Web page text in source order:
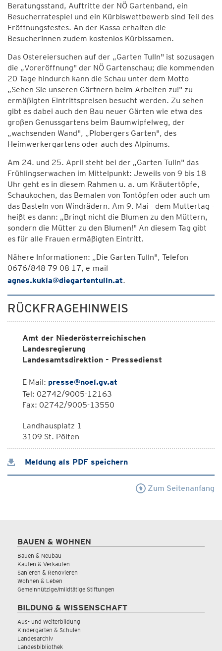
Beratungsstand, Auftritte der NÖ Gartenband, ein
Besucherratespiel und ein Kürbiswettbewerb sind Teil des
Eröffnungsfestes. An der Kassa erhalten die
BesucherInnen zudem kostenlos Kürbissamen.
Das Ostereiersuchen auf der „Garten Tulln" ist sozusagen
die „Voreröffnung" der NÖ Gartenschau; die kommenden
20 Tage hindurch kann die Schau unter dem Motto
„Sehen Sie unseren Gärtnern beim Arbeiten zu!" zu
ermäßigten Eintrittspreisen besucht werden. Zu sehen
gibt es dabei auch den Bau neuer Gärten wie etwa des
großen Genussgartens beim Baumwipfelweg, der
„wachsenden Wand", „Plobergers Garten", des
Heimwerkergartens oder auch des Alpinums.
Am 24. und 25. April steht bei der „Garten Tulln" das
Frühlingserwachen im Mittelpunkt: Jeweils von 9 bis 18
Uhr geht es in diesem Rahmen u. a. um Kräutertöpfe,
Schaukochen, das Bemalen von Tontöpfen oder auch um
das Basteln von Windrädern. Am 9. Mai - dem Muttertag -
heißt es dann: „Bringt nicht die Blumen zu den Müttern,
sondern die Mütter zu den Blumen!" An diesem Tag gibt
es für alle Frauen ermäßigten Eintritt.
Nähere Informationen: „Die Garten Tulln", Telefon
0676/848 79 08 17, e-mail
agnes.kukla@diegartentulln.at.
RÜCKFRAGEHINWEIS
Amt der Niederösterreichischen
Landesregierung
Landesamtsdirektion - Pressedienst
E-Mail: presse@noel.gv.at
Tel: 02742/9005-12163
Fax: 02742/9005-13550
Landhausplatz 1
3109 St. Pölten
Meldung als PDF speichern
Zum Seitenanfang
BAUEN & WOHNEN
Bauen & Neubau
Kaufen & Verkaufen
Sanieren & Renovieren
Wohnen & Leben
Gemeinnützige/mildtätige Stiftungen
BILDUNG & WISSENSCHAFT
Aus- und Weiterbildung
Kindergärten & Schulen
Landesarchiv
Landesbibliothek